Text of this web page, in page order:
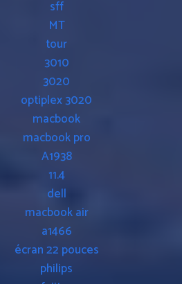
sff
MT
tour
3010
3020
optiplex 3020
macbook
macbook pro
A1938
11.4
dell
macbook air
a1466
écran 22 pouces
philips